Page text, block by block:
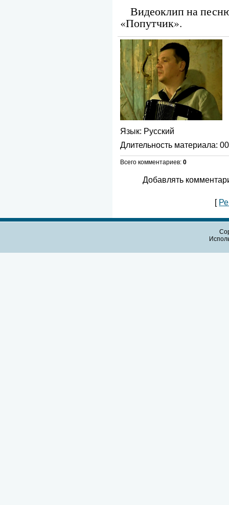
Видеоклип на
«Попутчик».
Язык: Русский
Длительность материала:
Всего комментариев: 0
Добавлять
[